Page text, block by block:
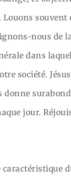
Louons souvent
nous de
dans
société.
donne
jour.
caractéristique